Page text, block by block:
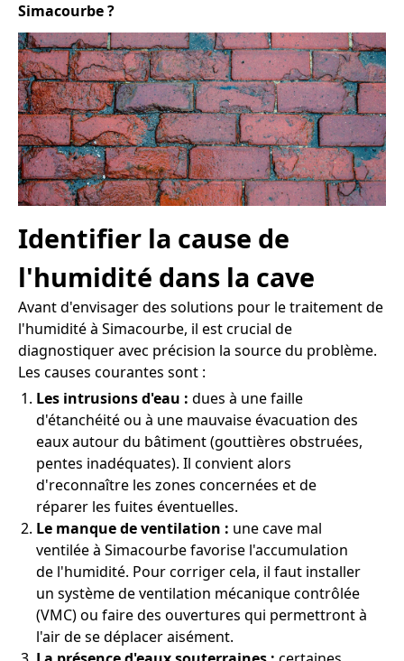
Simacourbe ?
Identifier la cause de
l'humidité dans la cave
Avant d'envisager des solutions pour le traitement de
l'humidité à Simacourbe, il est crucial de
diagnostiquer avec précision la source du problème.
Les causes courantes sont :
Les intrusions d'eau : dues à une faille
d'étanchéité ou à une mauvaise évacuation des
eaux autour du bâtiment (gouttières obstruées,
pentes inadéquates). Il convient alors
d'reconnaître les zones concernées et de
réparer les fuites éventuelles.
Le manque de ventilation : une cave mal
ventilée à Simacourbe favorise l'accumulation
de l'humidité. Pour corriger cela, il faut installer
un système de ventilation mécanique contrôlée
(VMC) ou faire des ouvertures qui permettront à
l'air de se déplacer aisément.